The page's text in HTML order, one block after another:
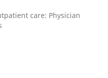
care: Physician